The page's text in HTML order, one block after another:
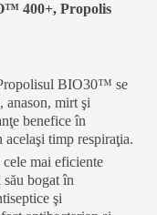
400+, Propolis
BIO30™ se
anason, mirt şi
benefice în
timp respiraţia.
mai eficiente
bogat în
şi